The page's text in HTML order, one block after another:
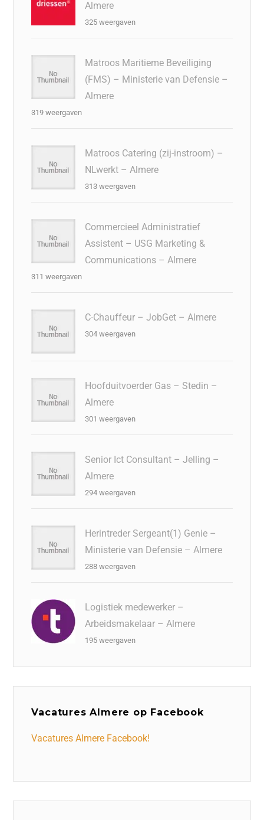
Almere
325 weergaven
Matroos Maritieme Beveiliging
(FMS) – Ministerie van Defensie –
Almere
319 weergaven
Matroos Catering (zij-instroom) –
NLwerkt – Almere
313 weergaven
Commercieel Administratief
Assistent – USG Marketing &
Communications – Almere
311 weergaven
C-Chauffeur – JobGet – Almere
304 weergaven
Hoofduitvoerder Gas – Stedin –
Almere
301 weergaven
Senior Ict Consultant – Jelling –
Almere
294 weergaven
Herintreder Sergeant(1) Genie –
Ministerie van Defensie – Almere
288 weergaven
Logistiek medewerker –
Arbeidsmakelaar – Almere
195 weergaven
Vacatures Almere op Facebook
Vacatures Almere Facebook!